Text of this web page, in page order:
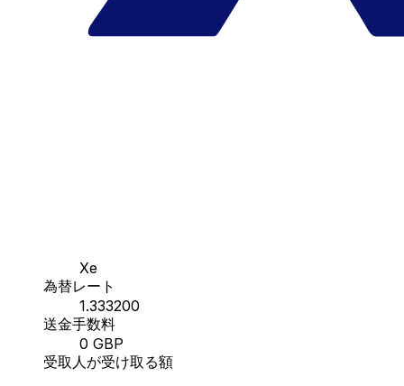
Xe
為替レート
1.333200
送金手数料
0 GBP
受取人が受け取る額